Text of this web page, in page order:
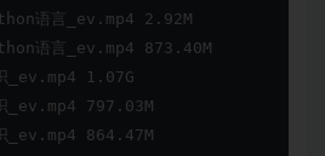
语言_ev.mp4 2.92M
语言_ev.mp4 873.40M
_ev.mp4 1.07G
_ev.mp4 797.03M
_ev.mp4 864.47M